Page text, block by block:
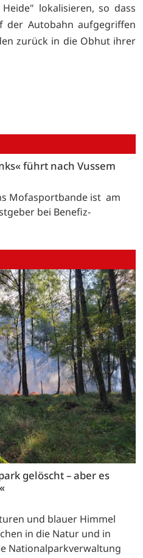
lokalisieren, so dass
der Autobahn aufgegriffen
zurück in die Obhut ihrer
führt nach Vussem
Mofasportbande ist am
bei Benefiz-
gelöscht – aber es
und blauer Himmel
in die Natur und in
Nationalparkverwaltung